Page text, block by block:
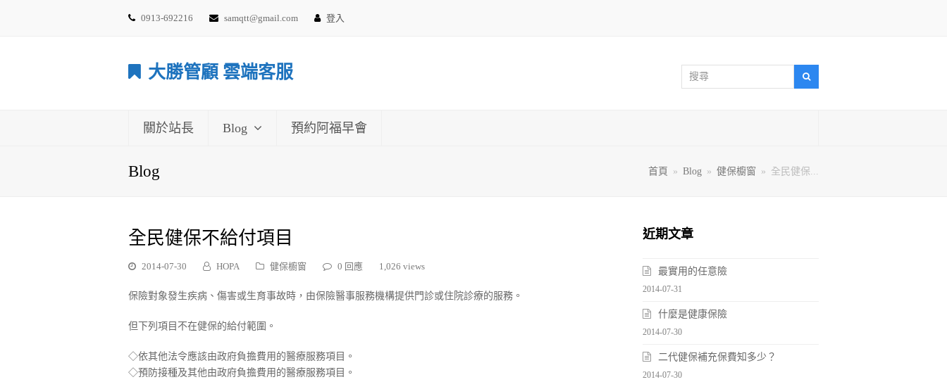
0913-692216 samqtt@gmail.com 登入
大勝管顧 雲端客服
搜
尋
關於站長 Blog 預約阿福早會
Blog 首頁 » Blog » 健保櫥窗 » 全民健保...
全民健保不給付項目
2014-07-30 HOPA 健保櫥窗 0 回應 1,026 views
保險對象發生疾病、傷害或生育事故時，由保險醫事服務機構提供門診或住院診療的服務。
但下列項目不在健保的給付範圍。
◇依其他法令應該由政府負擔費用的醫療服務項目。
◇預防接種及其他由政府負擔費用的醫療服務項目。
近期文章
最實用的任意險
2014-07-31
什麼是健康保險
2014-07-30
二代健保補充保費知多少？
2014-07-30